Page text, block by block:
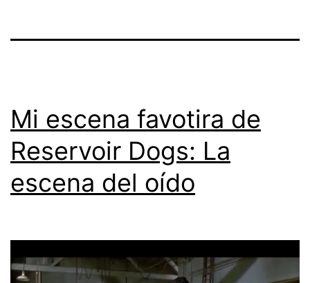
Mi escena favotira de
Reservoir Dogs: La
escena del oído